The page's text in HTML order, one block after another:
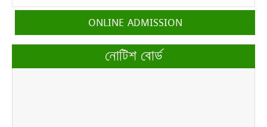
ONLINE ADMISSION
নোটিশ বোর্ড